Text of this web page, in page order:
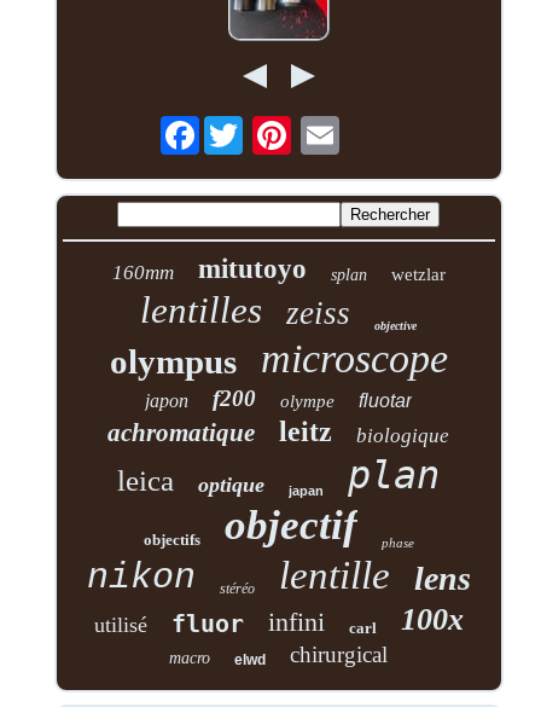
Facebook
160mm mitutoyo splan wetzlar
lentilles zeiss objective
olympus microscope
japon f200 olympe fluotar
achromatique leitz biologique
leica optique japan plan
objectifs objectif phase
nikon stéréo lentille lens
utilisé fluor infini carl 100x
macro elwd chirurgical